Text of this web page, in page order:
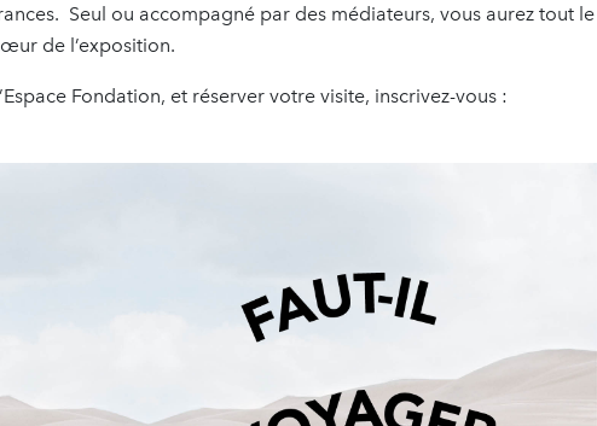
Seul ou accompagné par des médiateurs, vous aurez tout le
de l’exposition.
Fondation, et réserver votre visite, inscrivez-vous :